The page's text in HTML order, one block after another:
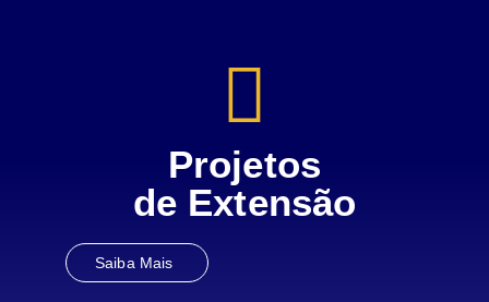
Projetos
de Extensão
Saiba Mais